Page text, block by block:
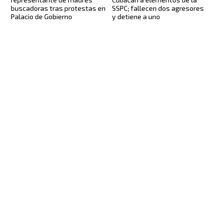
buscadoras tras protestas en
Palacio de Gobierno
SSPC; fallecen dos agresores
y detiene a uno